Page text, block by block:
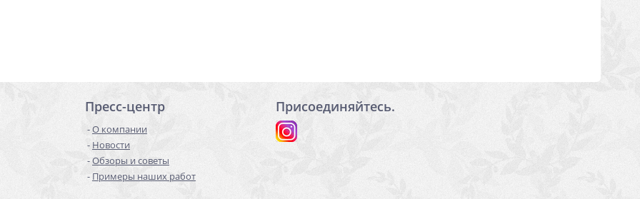
Пресс-центр
О компании
Новости
Обзоры и советы
Примеры наших работ
Присоединяйтесь.